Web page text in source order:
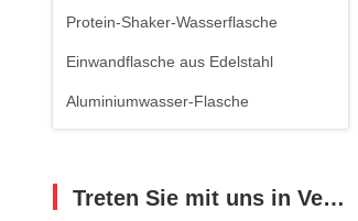
Protein-Shaker-Wasserflasche
Einwandflasche aus Edelstahl
Aluminiumwasser-Flasche
Treten Sie mit uns in Verbindung